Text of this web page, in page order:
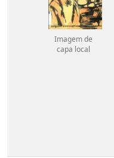
Imagem de
capa local